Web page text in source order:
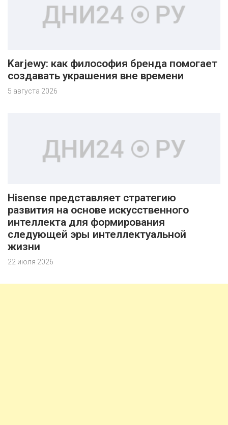
Karjewy: как философия бренда помогает
создавать украшения вне времени
5 августа 2026
Hisense представляет стратегию
развития на основе искусственного
интеллекта для формирования
следующей эры интеллектуальной
жизни
22 июля 2026